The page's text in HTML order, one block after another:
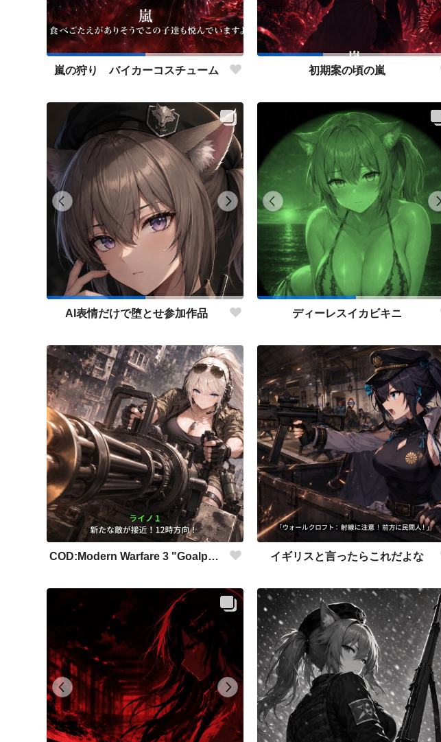
嵐の狩り バイカーコスチューム 初期案の頃の嵐
AI表情だけで堕とせ参加作品 ディーレスイカビキニ
COD:Modern Warfare 3 "Goalpost" イギリスと言ったらこれだよな